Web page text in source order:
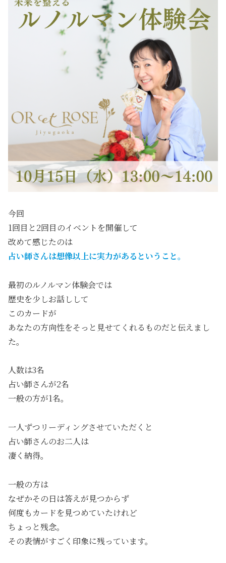
今回
1回目と2回目のイベントを開催して
改めて感じたのは
占い師さんは想像以上に実力があるということ。
最初のルノルマン体験会では
歴史を少しお話しして
このカードが
あなたの方向性をそっと見せてくれるものだと伝えまし
た。
人数は3名
占い師さんが2名
一般の方が1名。
一人ずつリーディングさせていただくと
占い師さんのお二人は
凄く納得。
一般の方は
なぜかその日は答えが見つからず
何度もカードを見つめていたけれど
ちょっと残念。
その表情がすごく印象に残っています。